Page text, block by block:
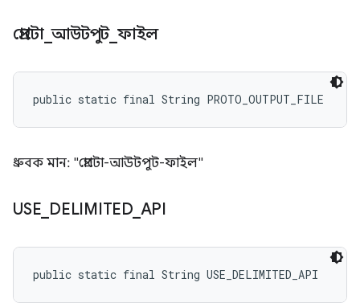
প্রোটো_আউটপুট_ ফাইল
public static final String PROTO_OUTPUT_FILE
ধ্রুবক মান: "প্রোটো-আউটপুট-ফাইল"
USE DELIMITED_ API
public static final String USE_DELIMITED_API